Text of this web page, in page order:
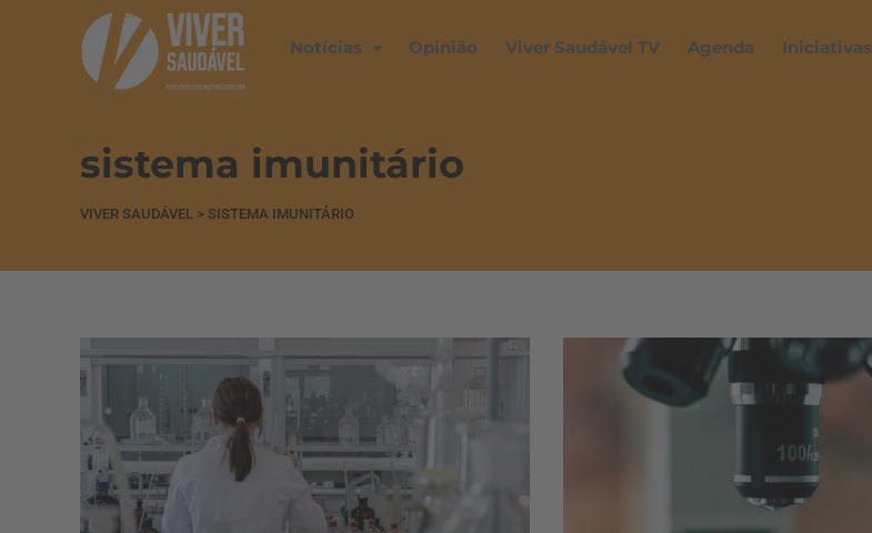
Notícias Opinião Viver Saudável TV Agenda Iniciativas
sistema imunitário
VIVER SAUDÁVEL > SISTEMA IMUNITÁRIO